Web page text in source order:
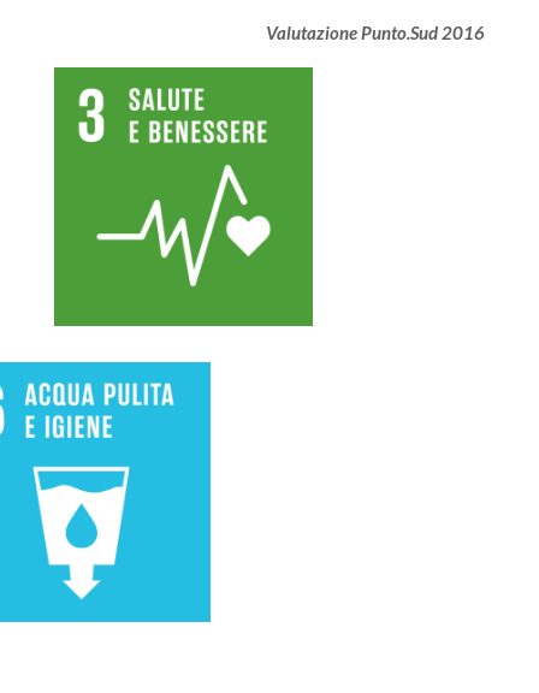
Valutazione Punto.Sud 2016